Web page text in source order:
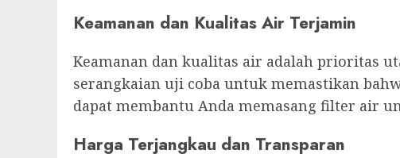
Keamanan dan Kualitas Air Terjamin
Keamanan dan kualitas air adalah prioritas
serangkaian uji coba untuk memastikan
dapat membantu Anda memasang filter air
Harga Terjangkau dan Transparan